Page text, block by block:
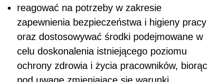
reagować na potrzeby w zakresie
zapewnienia bezpieczeństwa i higieny pracy
oraz dostosowywać środki podejmowane w
celu doskonalenia istniejącego poziomu
ochrony zdrowia i życia pracowników, biorąc